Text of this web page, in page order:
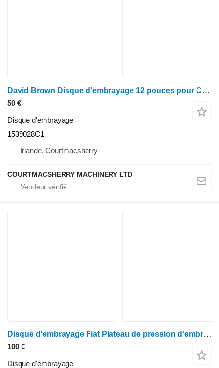
David Brown Disque d'embrayage 12 pouces pour Case 1594, 1694, 1590, 1690, référence 1539028c1 1539028C1 pour tracteur à roues
50 €
Disque d'embrayage
1539028C1
Irlande, Courtmacsherry
COURTMACSHERRY MACHINERY LTD
Disque d'embrayage Fiat Plateau de pression d'embrayage F130, F140 5150079, 5177620 pour tracteur à roues
100 €
Disque d'embrayage